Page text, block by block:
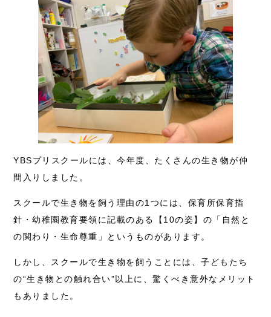
YBSプリスクールには、今年度、たくさんの生き物が仲
間入りしました。
スクールで生き物を飼う理由の1つには、保育所保育指
針・幼稚園教育要領に記載のある【10の姿】の「自然と
の関わり・生命尊重」というものがあります。
しかし、スクールで生き物を飼うことには、子どもたち
の“生き物との触れ合い”以上に、驚くべき意外なメリット
もありました。